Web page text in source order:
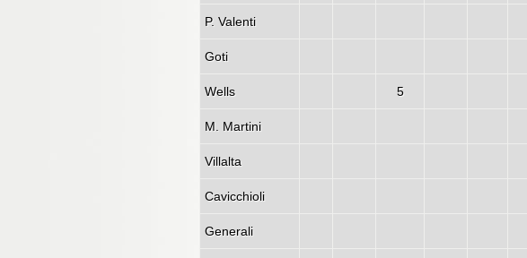
P. Valenti
Goti
Wells 5
M. Martini
Villalta
Cavicchioli
Generali